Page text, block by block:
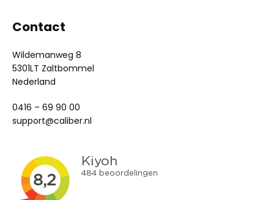
Contact
Wildemanweg 8
5301LT Zaltbommel
Nederland
0416 – 69 90 00
support@caliber.nl